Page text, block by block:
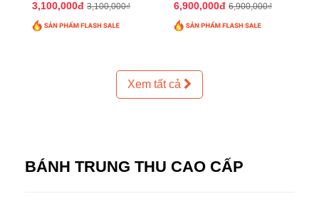
3,100,000đ 3,100,000₫ 6,900,000đ 6,900,000₫
Xem tất cả
BÁNH TRUNG THU CAO CẤP